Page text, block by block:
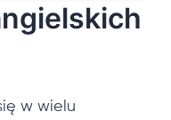
w wielu